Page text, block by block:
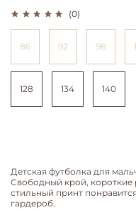
(0)
86 92 98
128 134 140
Детская футболка для
Свободный крой, короткие
стильный принт
гардероб.